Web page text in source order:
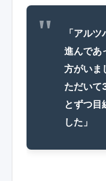
「アル
進んであ
方がいま
ただいて
とずつ目
した」